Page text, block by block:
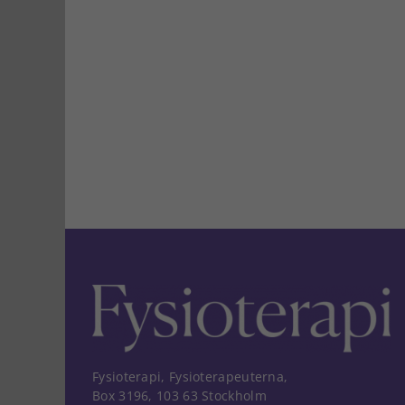
Fysioterapi, Fysioterapeuterna,
Box 3196, 103 63 Stockholm